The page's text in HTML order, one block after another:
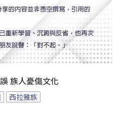
族人憂傷文化
西拉雅族